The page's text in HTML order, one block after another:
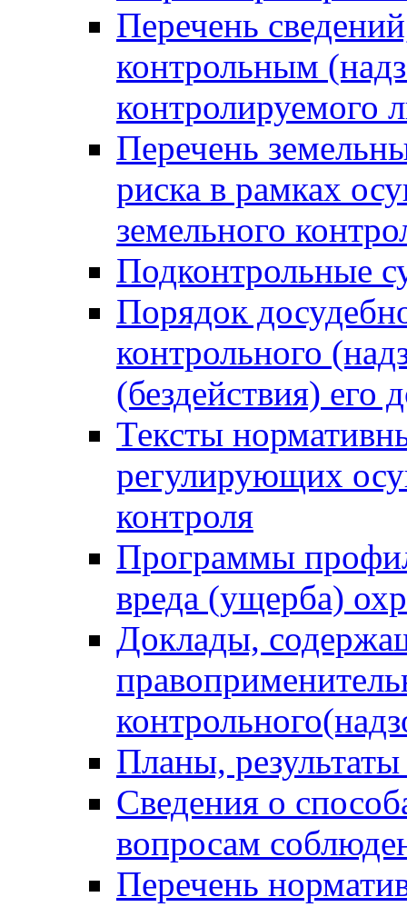
Перечень
контрольным
контролируемого
Перечень
риска в рамках
земельного
Подконтрольные
Порядок
контрольного
(бездействия)
Тексты
регулирующих
контроля
Программы
вреда (ущерба)
Доклады,
Планы,
Сведения о
вопросам
Перечень